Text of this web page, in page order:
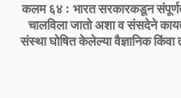
कलम ६४ : भारत सरकारकडून
चालविला जातो अशा व संसदेने
संस्था घोषित केलेल्या वैज्ञानिक किंवा